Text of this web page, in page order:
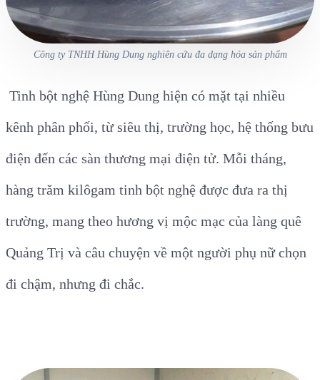
Công ty TNHH Hùng Dung nghiên cứu đa dạng hóa sản phẩm
Tinh bột nghệ Hùng Dung hiện có mặt tại nhiều
kênh phân phối, từ siêu thị, trường học, hệ thống bưu
điện đến các sàn thương mại điện tử. Mỗi tháng,
hàng trăm kilôgam tinh bột nghệ được đưa ra thị
trường, mang theo hương vị mộc mạc của làng quê
Quảng Trị và câu chuyện về một người phụ nữ chọn
đi chậm, nhưng đi chắc.